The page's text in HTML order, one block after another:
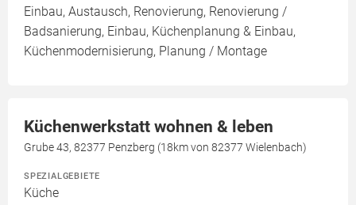
Einbau, Austausch, Renovierung, Renovierung /
Badsanierung, Einbau, Küchenplanung & Einbau,
Küchenmodernisierung, Planung / Montage
Küchenwerkstatt wohnen & leben
Grube 43, 82377 Penzberg (18km von 82377 Wielenbach)
SPEZIALGEBIETE
Küche